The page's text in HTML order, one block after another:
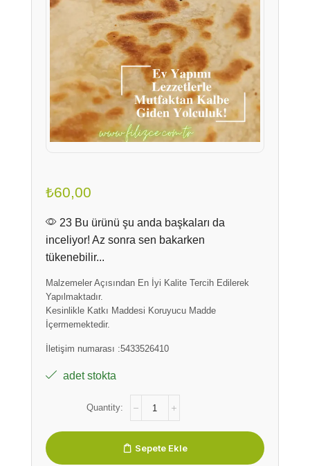
₺60,00
23 Bu ürünü şu anda başkaları da
inceliyor! Az sonra sen bakarken
tükenebilir...
Malzemeler Açısından En İyi Kalite Tercih Edilerek
Yapılmaktadır.
Kesinlikle Katkı Maddesi Koruyucu Madde
İçermemektedir.
İletişim numarası :5433526410
adet stokta
Sepete Ekle